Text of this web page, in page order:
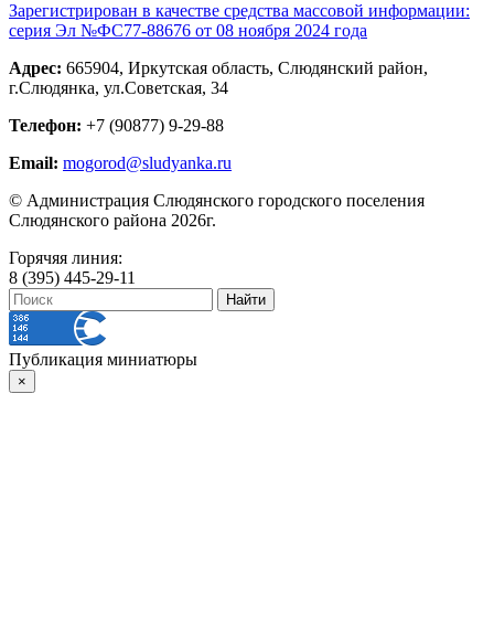
Зарегистрирован в качестве средства массовой информации:
серия Эл №ФС77-88676 от 08 ноября 2024 года
Адрес: 665904, Иркутская область, Слюдянский район,
г.Слюдянка, ул.Советская, 34
Телефон: +7 (90877) 9-29-88
Email: mogorod@sludyanka.ru
© Администрация Слюдянского городского поселения
Слюдянского района 2026г.
Горячяя линия:
8 (395) 445-29-11
Публикация миниатюры
×